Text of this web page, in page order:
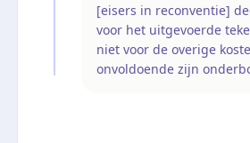
[eisers in reconventie]
voor het uitgevoerde
niet voor de overige
onvoldoende zijn